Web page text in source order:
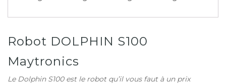
Robot DOLPHIN S100
Maytronics
Le Dolphin S100 est le robot qu’il vous faut à un prix